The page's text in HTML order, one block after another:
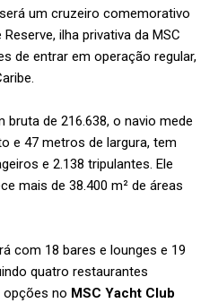
um cruzeiro comemorativo
ilha privativa da MSC
de entrar em operação regular,
bruta de 216.638, o navio mede
e 47 metros de largura, tem
e 2.138 tripulantes. Ele
mais de 38.400 m² de áreas
com 18 bares e lounges e 19
quatro restaurantes
opções no MSC Yacht Club